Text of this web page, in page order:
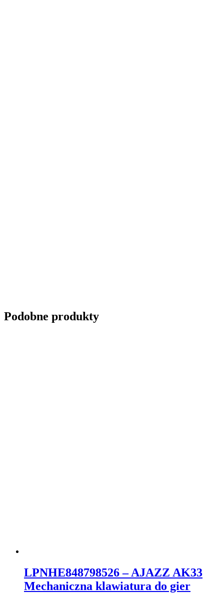
Podobne produkty
LPNHE848798526 – AJAZZ AK33
Mechaniczna klawiatura do gier